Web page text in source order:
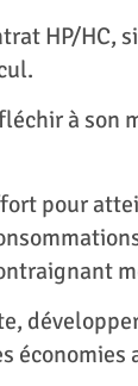
HP/HC,
à son
pour
économies